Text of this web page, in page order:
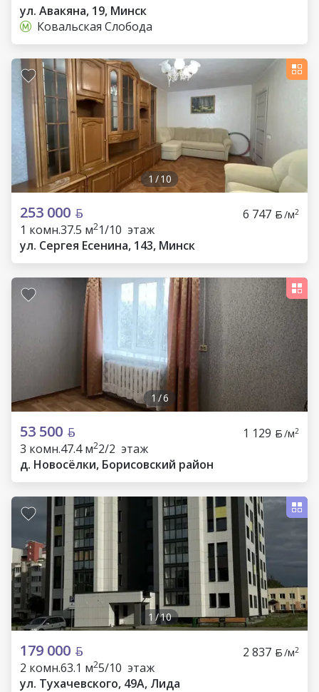
ул. Авакяна, 19, Минск
Ковальская Слобода
1 /10
253 000 6 747 /м2
1 комн.37.5 м21/10 этаж
ул. Сергея Есенина, 143, Минск
1 /6
53 500 1 129 /м2
3 комн.47.4 м22/2 этаж
д. Новосёлки, Борисовский район
1 /10
179 000 2 837 /м2
2 комн.63.1 м25/10 этаж
ул. Тухачевского, 49А, Лида